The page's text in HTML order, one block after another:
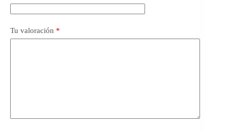
Tu valoración *